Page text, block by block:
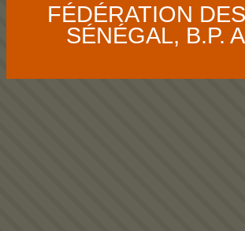
FÉDÉRATION
SÉNÉGAL, B.P.